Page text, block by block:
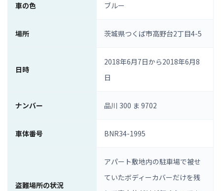
車の色 ブルー
場所 茨城県つくば市高野台2丁目4-5
日時
2018年6月7日から2018年6月8
日
ナンバー 品川 300 ま 9702
車体番号 BNR34-1995
盗難場所の状況
アパート敷地内の駐車場で被せ
ていたボディーカバーだけを残